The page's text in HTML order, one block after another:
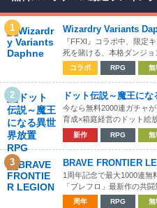
1 Wizardry Variants
『FFXI』コラボ中、限定
死を賭ける、本格ダンジョ
コラボ RPG 無
2 ドット伝説～魔王に
今なら無料2000連ガチャ
育成×箱庭経営のドット絵
新作 RPG 無
3 BRAVE FRONTIER
1周年記念で最大1000連無
「ブレフロ」最新作の共
周年 RPG 無